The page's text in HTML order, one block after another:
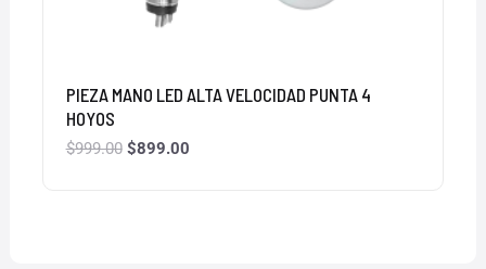
PIEZA MANO LED ALTA VELOCIDAD PUNTA 4
HOYOS
$999.00 $899.00